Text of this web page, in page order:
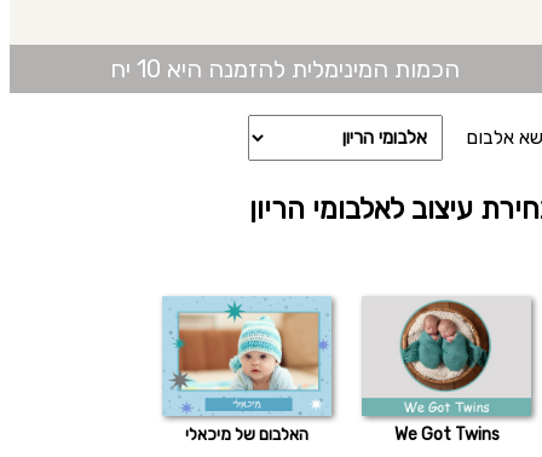
הכמות המינימלית להזמנה היא 10 יח
אלבום
עיצוב לאלבומי הריון
We Got Twins האלבום של מיכאלי